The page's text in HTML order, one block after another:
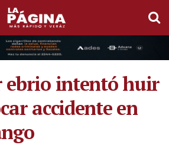
ebrio intentó huir
accidente en